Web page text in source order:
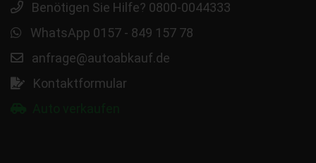
Benötigen Sie Hilfe? 0800-0044333
WhatsApp 0157 - 849 157 78
anfrage@autoabkauf.de
Kontaktformular